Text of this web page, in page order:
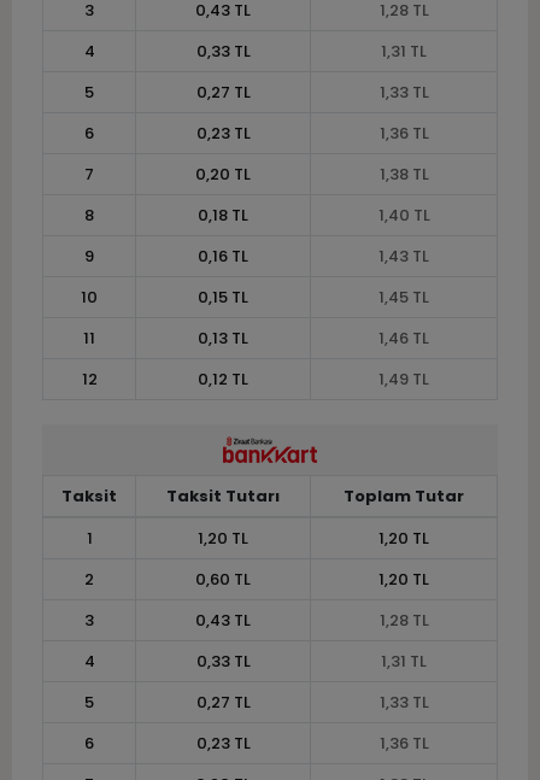
3
0,43 TL
1,28 TL
4
0,33 TL
1,31 TL
5
0,27 TL
1,33 TL
6
0,23 TL
1,36 TL
7
0,20 TL
1,38 TL
8
0,18 TL
1,40 TL
9
0,16 TL
1,43 TL
10
0,15 TL
1,45 TL
11
0,13 TL
1,46 TL
12
0,12 TL 1,49 TL
Taksit Taksit Tutarı
Toplam Tutar
1
1,20 TL
1,20 TL
2
0,60 TL
1,20 TL
3
0,43 TL
1,28 TL
4
0,33 TL
1,31 TL
5
0,27 TL
1,33 TL
6
0,23 TL
1,36 TL